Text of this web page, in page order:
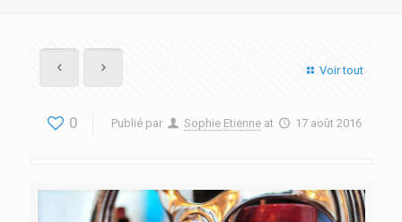
Voir tout
0 Publié par Sophie Etienne at 17 août 2016